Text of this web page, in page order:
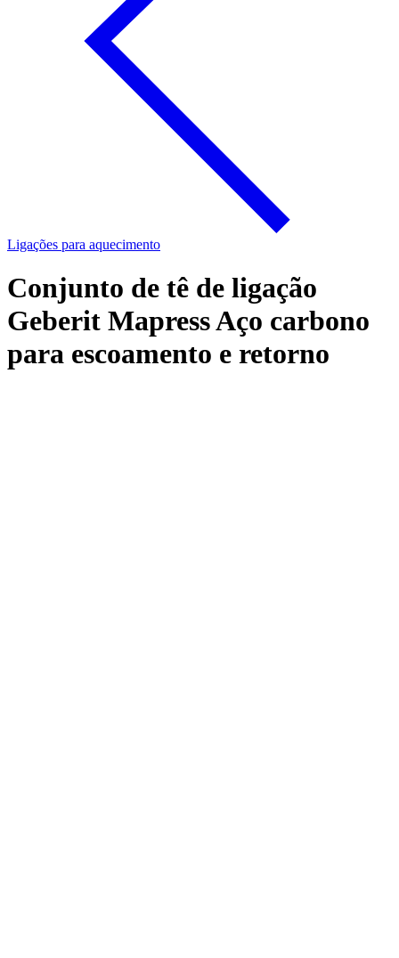
Ligações para aquecimento
Conjunto de tê de ligação
Geberit Mapress Aço carbono
para escoamento e retorno